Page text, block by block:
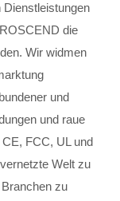
die
Wir widmen
und
und raue
FCC, UL und
Welt zu
zu